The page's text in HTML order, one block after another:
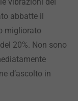
vibrazioni del
abbatte il
migliorato
20%. Non sono
d’ascolto in